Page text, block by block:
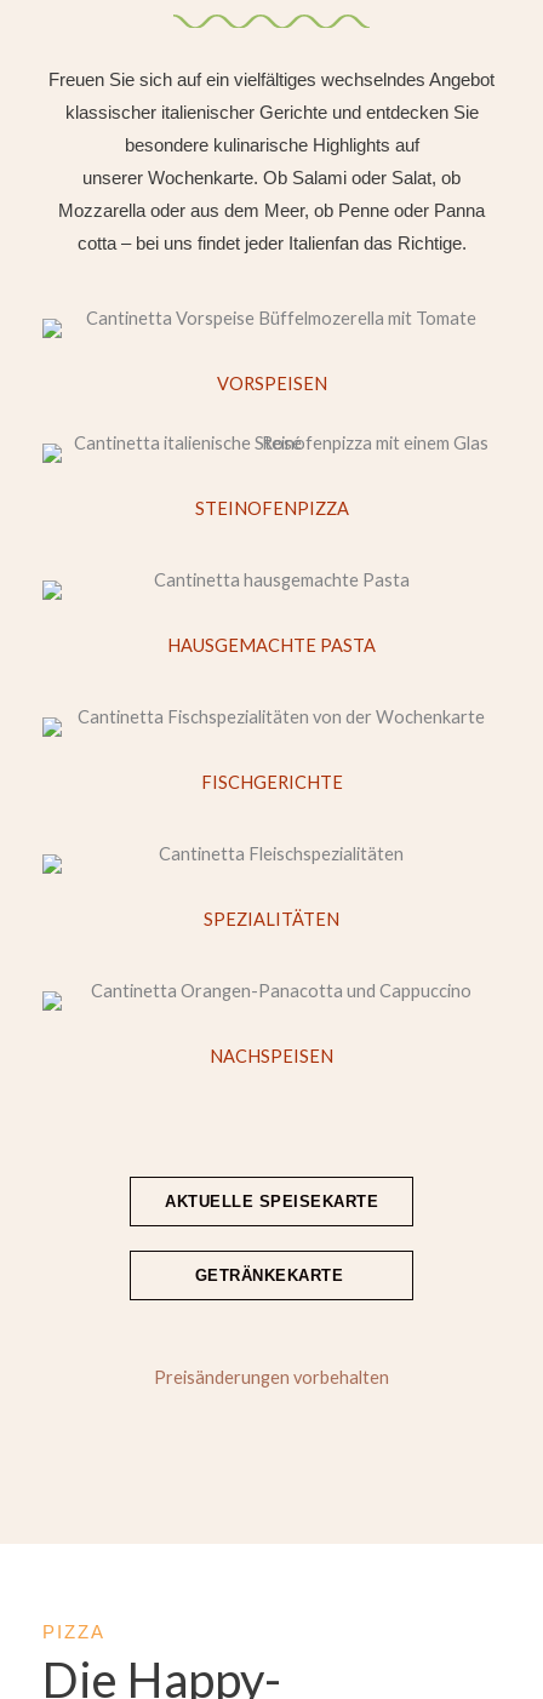
Freuen Sie sich auf ein vielfältiges wechselndes Angebot
klassischer italienischer Gerichte und entdecken Sie
besondere kulinarische Highlights auf
unserer Wochenkarte. Ob Salami oder Salat, ob
Mozzarella oder aus dem Meer, ob Penne oder Panna
cotta – bei uns findet jeder Italienfan das Richtige.
VORSPEISEN
STEINOFENPIZZA
HAUSGEMACHTE PASTA
FISCHGERICHTE
SPEZIALITÄTEN
NACHSPEISEN
AKTUELLE SPEISEKARTE
GETRÄNKEKARTE
Preisänderungen vorbehalten
PIZZA
Die Happy-